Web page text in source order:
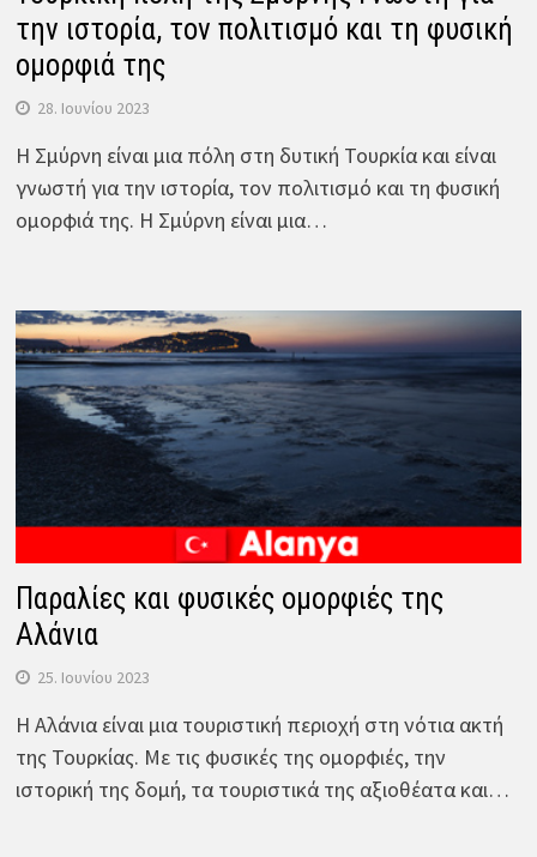
την ιστορία, τον πολιτισμό και τη φυσική
ομορφιά της
28. Ιουνίου 2023
Η Σμύρνη είναι μια πόλη στη δυτική Τουρκία και είναι
γνωστή για την ιστορία, τον πολιτισμό και τη φυσική
ομορφιά της. Η Σμύρνη είναι μια…
Παραλίες και φυσικές ομορφιές της
Αλάνια
25. Ιουνίου 2023
Η Αλάνια είναι μια τουριστική περιοχή στη νότια ακτή
της Τουρκίας. Με τις φυσικές της ομορφιές, την
ιστορική της δομή, τα τουριστικά της αξιοθέατα και…